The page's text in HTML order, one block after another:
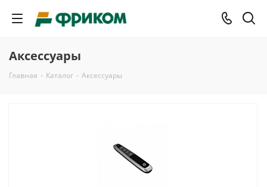
Аксессуары
Главная - Каталог - Аксессуары